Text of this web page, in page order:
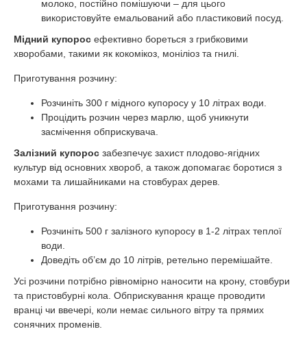
молоко, постійно помішуючи – для цього
використовуйте емальований або пластиковий посуд.
Мідний купорос ефективно бореться з грибковими
хворобами, такими як кокомікоз, моніліоз та гнилі.
Приготування розчину:
Розчиніть 300 г мідного купоросу у 10 літрах води.
Процідить розчин через марлю, щоб уникнути
засмічення обприскувача.
Залізний купорос забезпечує захист плодово-ягідних
культур від основних хвороб, а також допомагає боротися з
мохами та лишайниками на стовбурах дерев.
Приготування розчину:
Розчиніть 500 г залізного купоросу в 1-2 літрах теплої
води.
Доведіть об’єм до 10 літрів, ретельно перемішайте.
Усі розчини потрібно рівномірно наносити на крону, стовбури
та пристовбурні кола. Обприскування краще проводити
вранці чи ввечері, коли немає сильного вітру та прямих
сонячних променів.